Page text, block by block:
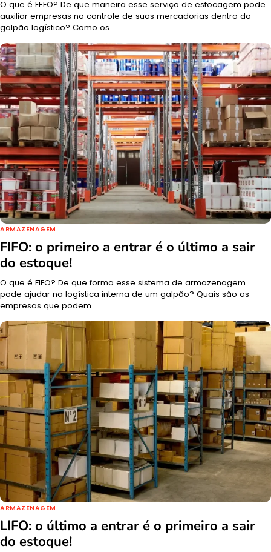
O que é FEFO? De que maneira esse serviço de estocagem pode
auxiliar empresas no controle de suas mercadorias dentro do
galpão logístico? Como os…
ARMAZENAGEM
FIFO: o primeiro a entrar é o último a sair
do estoque!
O que é FIFO? De que forma esse sistema de armazenagem
pode ajudar na logística interna de um galpão? Quais são as
empresas que podem…
ARMAZENAGEM
LIFO: o último a entrar é o primeiro a sair
do estoque!